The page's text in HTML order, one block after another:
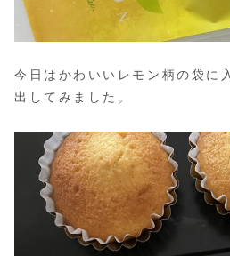
今日はかわいいレモン柄の袋に
出してみました。